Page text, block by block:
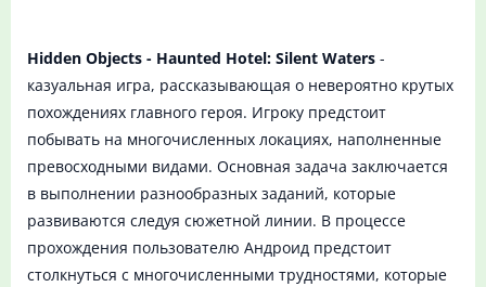
Hidden Objects - Haunted Hotel: Silent Waters -
казуальная игра, рассказывающая о невероятно крутых
похождениях главного героя. Игроку предстоит
побывать на многочисленных локациях, наполненные
превосходными видами. Основная задача заключается
в выполнении разнообразных заданий, которые
развиваются следуя сюжетной линии. В процессе
прохождения пользователю Андроид предстоит
столкнуться с многочисленными трудностями, которые